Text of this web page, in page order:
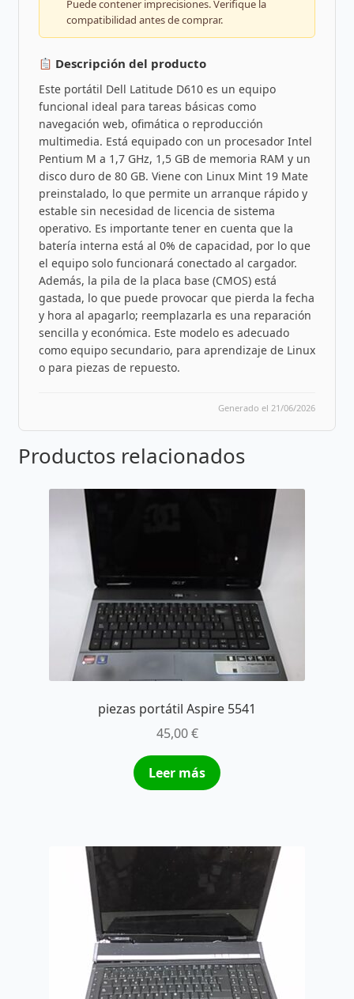
Puede contener imprecisiones. Verifique la
compatibilidad antes de comprar.
Descripción del producto
Este portátil Dell Latitude D610 es un equipo
funcional ideal para tareas básicas como
navegación web, ofimática o reproducción
multimedia. Está equipado con un procesador Intel
Pentium M a 1,7 GHz, 1,5 GB de memoria RAM y un
disco duro de 80 GB. Viene con Linux Mint 19 Mate
preinstalado, lo que permite un arranque rápido y
estable sin necesidad de licencia de sistema
operativo. Es importante tener en cuenta que la
batería interna está al 0% de capacidad, por lo que
el equipo solo funcionará conectado al cargador.
Además, la pila de la placa base (CMOS) está
gastada, lo que puede provocar que pierda la fecha
y hora al apagarlo; reemplazarla es una reparación
sencilla y económica. Este modelo es adecuado
como equipo secundario, para aprendizaje de Linux
o para piezas de repuesto.
Generado el 21/06/2026
Productos relacionados
piezas portátil Aspire 5541
45,00€
Leer más